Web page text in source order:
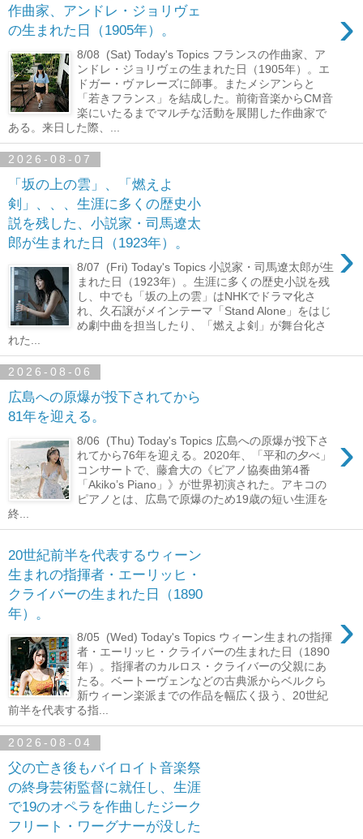
作曲家、アンドレ・ジョリヴェ
の生まれた日（1905年）。
›
8/08 (Sat) Today's Topics フランスの作曲家、ア
ンドレ・ジョリヴェの生まれた日（1905年）。エ
ドガー・ヴァレーズに師事。またメシアンらと
「若きフランス」を結成した。前衛音楽からCM音
楽にいたるまでマルチな活動を展開した作曲家で
ある。来日した際、...
2026-08-07
「坂の上の雲」、「燃えよ
剣」、、、生涯に多くの歴史小
説を残した、小説家・司馬遼太
郎が生まれた日（1923年）。
›
8/07 (Fri) Today's Topics 小説家・司馬遼太郎が生
まれた日（1923年）。生涯に多くの歴史小説を残
し、中でも「坂の上の雲」はNHKでドラマ化さ
れ、久石譲がメインテーマ「Stand Alone」をはじ
め劇中曲を担当したり、「燃えよ剣」が舞台化さ
れた...
2026-08-06
広島への原爆が投下されてから
81年を迎える。
›
8/06 (Thu) Today's Topics 広島への原爆が投下さ
れてから76年を迎える。2020年、「平和の夕べ」
コンサートで、藤倉大の《ピアノ協奏曲第4番
「Akiko’s Piano」》が世界初演された。アキコの
ピアノとは、広島で原爆のため19歳の短い生涯を
終...
20世紀前半を代表するウィーン
生まれの指揮者・エーリッヒ・
クライバーの生まれた日（1890
年）。
›
8/05 (Wed) Today's Topics ウィーン生まれの指揮
者・エーリッヒ・クライバーの生まれた日（1890
年）。指揮者のカルロス・クライバーの父親にあ
たる。ベートーヴェンなどの古典派からベルクら
新ウィーン楽派までの作品を幅広く扱う、20世紀
前半を代表する指...
2026-08-04
父の亡き後もバイロイト音楽祭
の終身芸術監督に就任し、生涯
で19のオペラを作曲したジーク
フリート・ワーグナーが没した